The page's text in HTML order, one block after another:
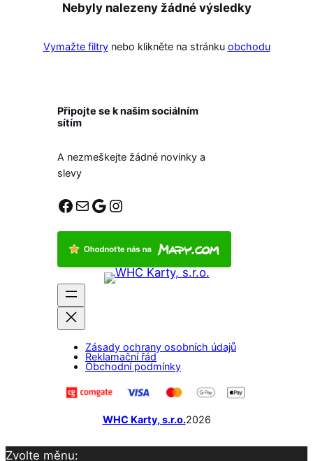
Nebyly nalezeny žádné výsledky
Vymažte filtrynebo klikněte na stránku obchodu
Připojte se k našim sociálním
sítím
A nezmeškejte žádné novinky a
slevy
Facebook E-mail Google Instagram
Zásady ochrany osobních údajů
Reklamační řád
Obchodní podmínky
WHC Karty, s.r.o.2026
Zvolte měnu: